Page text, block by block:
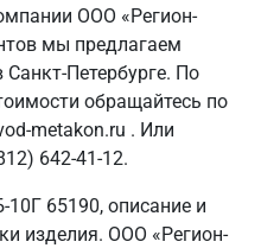
ООО «Регион-
мы предлагаем
По
обращайтесь по
metakon.ru . Или
642-41-12.
65190, описание и
изделия. ООО «Регион-